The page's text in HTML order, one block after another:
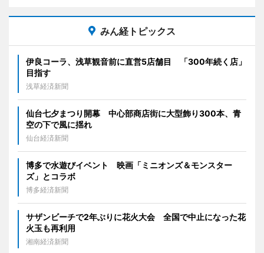
みん経トピックス
伊良コーラ、浅草観音前に直営5店舗目 「300年続く店」
目指す
浅草経済新聞
仙台七夕まつり開幕 中心部商店街に大型飾り300本、青
空の下で風に揺れ
仙台経済新聞
博多で水遊びイベント 映画「ミニオンズ＆モンスター
ズ」とコラボ
博多経済新聞
サザンビーチで2年ぶりに花火大会 全国で中止になった花
火玉も再利用
湘南経済新聞